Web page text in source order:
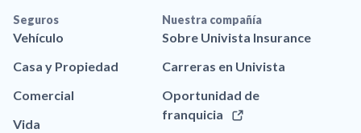
Seguros
Vehículo
Casa y Propiedad
Comercial
Vida
Nuestra compañía
Sobre Univista Insurance
Carreras en Univista
Oportunidad de
franquicia